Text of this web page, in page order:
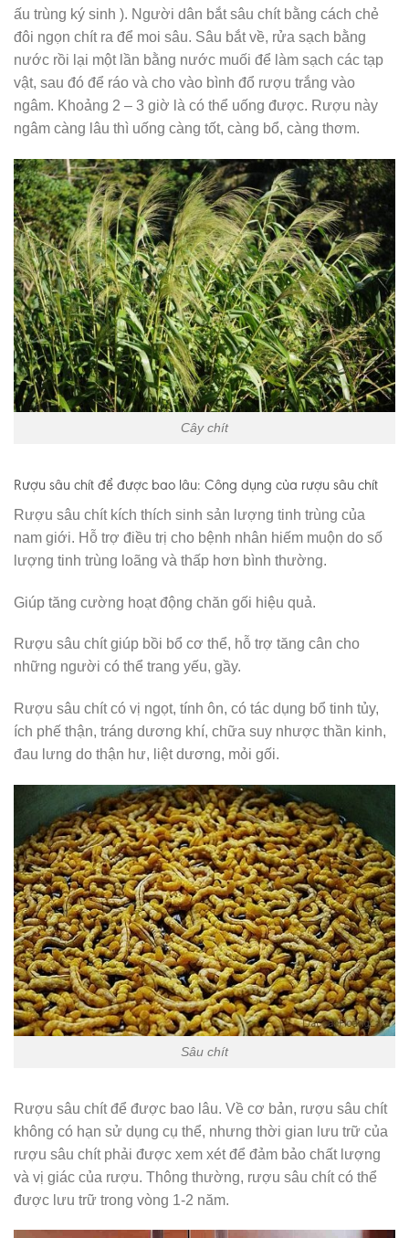
ấu trùng ký sinh ). Người dân bắt sâu chít bằng cách chẻ
đôi ngọn chít ra để moi sâu. Sâu bắt về, rửa sạch bằng
nước rồi lại một lần bằng nước muối để làm sạch các tạp
vật, sau đó để ráo và cho vào bình đổ rượu trắng vào
ngâm. Khoảng 2 – 3 giờ là có thể uống được. Rượu này
ngâm càng lâu thì uống càng tốt, càng bổ, càng thơm.
Cây chít
Rượu sâu chít để được bao lâu: Công dụng của rượu sâu chít
Rượu sâu chít kích thích sinh sản lượng tinh trùng của
nam giới. Hỗ trợ điều trị cho bệnh nhân hiếm muộn do số
lượng tinh trùng loãng và thấp hơn bình thường.
Giúp tăng cường hoạt động chăn gối hiệu quả.
Rượu sâu chít giúp bồi bổ cơ thể, hỗ trợ tăng cân cho
những người có thể trang yếu, gầy.
Rượu sâu chít có vị ngọt, tính ôn, có tác dụng bổ tinh tủy,
ích phế thận, tráng dương khí, chữa suy nhược thần kinh,
đau lưng do thận hư, liệt dương, mỏi gối.
Sâu chít
Rượu sâu chít để được bao lâu. Về cơ bản, rượu sâu chít
không có hạn sử dụng cụ thể, nhưng thời gian lưu trữ của
rượu sâu chít phải được xem xét để đảm bảo chất lượng
và vị giác của rượu. Thông thường, rượu sâu chít có thể
được lưu trữ trong vòng 1-2 năm.